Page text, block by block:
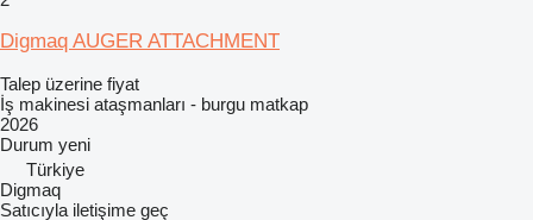
Digmaq AUGER ATTACHMENT
Talep üzerine fiyat
İş makinesi ataşmanları - burgu matkap
2026
Durum yeni
Türkiye
Digmaq
Satıcıyla iletişime geç